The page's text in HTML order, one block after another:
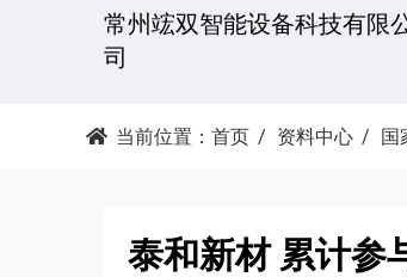
常州竤双智能设备科技有限
司
当前位置： 首页 资料中心 国
泰和新材 累计参